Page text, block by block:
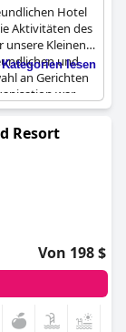
Hotel
Aktivitäten des
unsere Kleinen.
und
an Gerichten
war
jeden etwas,
und vielen
Kindern
Meinung, dass
können, und
Insgesamt
hoch
lesen
Resort
Von 198 $